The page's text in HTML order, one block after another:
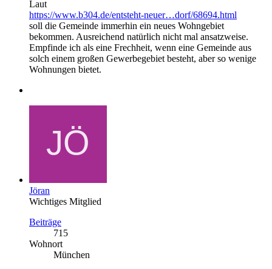
Laut
https://www.b304.de/entsteht-neuer…dorf/68694.html
soll die Gemeinde immerhin ein neues Wohngebiet
bekommen. Ausreichend natürlich nicht mal ansatzweise.
Empfinde ich als eine Frechheit, wenn eine Gemeinde aus
solch einem großen Gewerbegebiet besteht, aber so wenige
Wohnungen bietet.
Jöran
Wichtiges Mitglied
Beiträge
715
Wohnort
München